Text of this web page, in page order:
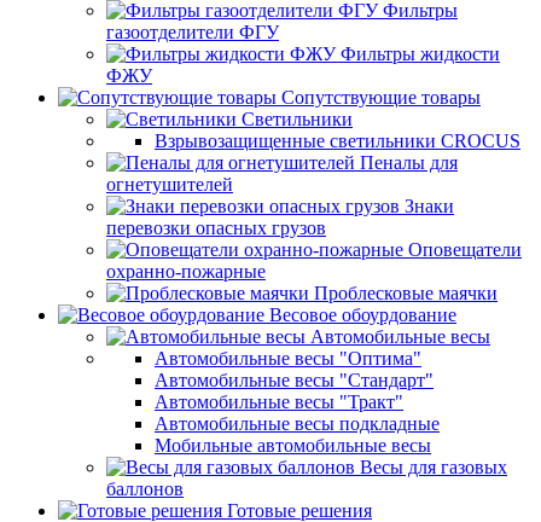
Фильтры
газоотделители ФГУ
Фильтры жидкости
ФЖУ
Сопутствующие товары
Светильники
Взрывозащищенные светильники CROCUS
Пеналы для
огнетушителей
Знаки
перевозки опасных грузов
Оповещатели
охранно-пожарные
Проблесковые маячки
Весовое обоурдование
Автомобильные весы
Автомобильные весы "Оптима"
Автомобильные весы "Стандарт"
Автомобильные весы "Тракт"
Автомобильные весы подкладные
Мобильные автомобильные весы
Весы для газовых
баллонов
Готовые решения